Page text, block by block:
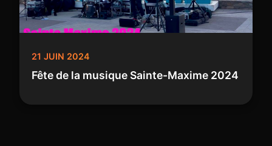
21 JUIN 2024
Fête de la musique Sainte-Maxime 2024